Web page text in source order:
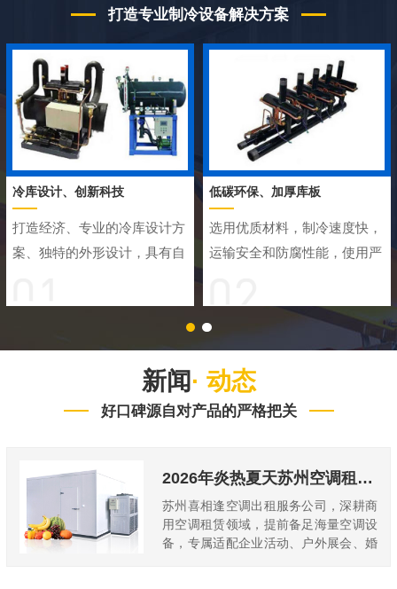
打造专业制冷设备解决方案
冷库设计、创新科技
打造经济、专业的冷库设计方
案、独特的外形设计，具有自
低碳环保、加厚库板
选用优质材料，制冷速度快，
运输安全和防腐性能，使用严
经久耐用
新闻· 动态
好口碑源自对产品的严格把关
2026年炎热夏天苏州空调租赁服务商热门推荐
苏州喜相逢空调出租服务公司，深耕商
用空调租赁领域，提前备足海量空调设
备，专属适配企业活动、户外展会、婚